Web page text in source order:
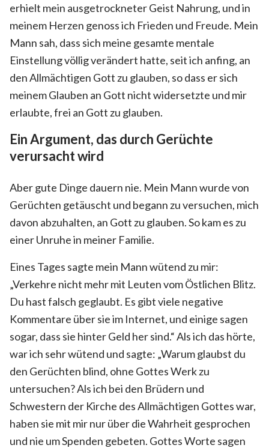
erhielt mein ausgetrockneter Geist Nahrung, und in
meinem Herzen genoss ich Frieden und Freude. Mein
Mann sah, dass sich meine gesamte mentale
Einstellung völlig verändert hatte, seit ich anfing, an
den Allmächtigen Gott zu glauben, so dass er sich
meinem Glauben an Gott nicht widersetzte und mir
erlaubte, frei an Gott zu glauben.
Ein Argument, das durch Gerüchte
verursacht wird
Aber gute Dinge dauern nie. Mein Mann wurde von
Gerüchten getäuscht und begann zu versuchen, mich
davon abzuhalten, an Gott zu glauben. So kam es zu
einer Unruhe in meiner Familie.
Eines Tages sagte mein Mann wütend zu mir:
„Verkehre nicht mehr mit Leuten vom Östlichen Blitz.
Du hast falsch geglaubt. Es gibt viele negative
Kommentare über sie im Internet, und einige sagen
sogar, dass sie hinter Geld her sind.“ Als ich das hörte,
war ich sehr wütend und sagte: „Warum glaubst du
den Gerüchten blind, ohne Gottes Werk zu
untersuchen? Als ich bei den Brüdern und
Schwestern der Kirche des Allmächtigen Gottes war,
haben sie mit mir nur über die Wahrheit gesprochen
und nie um Spenden gebeten. Gottes Worte sagen